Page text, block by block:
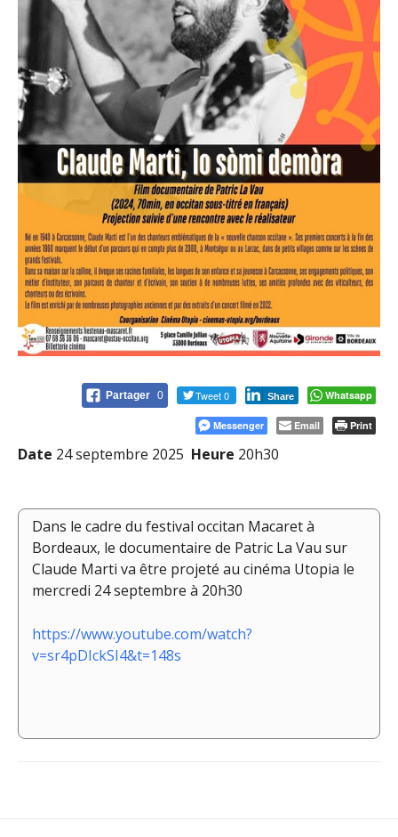
Partager 0 Tweet 0 Share Whatsapp
Messenger Email Print
Date 24 septembre 2025 Heure 20h30
Dans le cadre du festival occitan Macaret à
Bordeaux, le documentaire de Patric La Vau sur
Claude Marti va être projeté au cinéma Utopia le
mercredi 24 septembre à 20h30
https://www.youtube.com/watch?
v=sr4pDIckSI4&t=148s